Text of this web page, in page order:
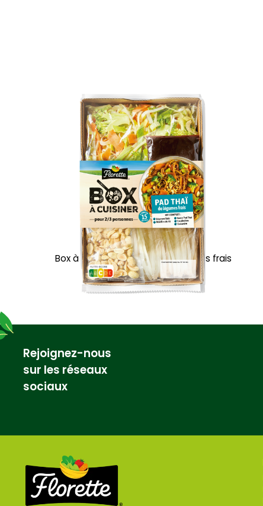
Box à cuisiner Pad Thaï de légumes frais
Rejoignez-nous
sur les réseaux
sociaux